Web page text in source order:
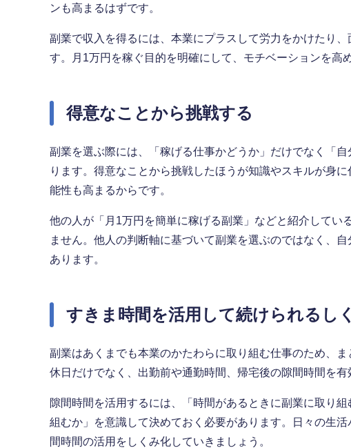
ンも高まるはずです。
副業で収入を得るには、本業にプラスして労力をかけたり
す。月1万円を稼ぐ目的を明確にして、モチベーションを高
得意なことから挑戦する
副業を選ぶ際には、「稼げる仕事かどうか」だけでなく「
ります。得意なことから挑戦したほうが知識やスキルが身
能性も高まるからです。
他の人が「月1万円を簡単に稼げる副業」などと紹介してい
ません。他人の判断軸に基づいて副業を選ぶのではなく、
あります。
すきま時間を活用して続けられるし
副業はあくまでも本業のかたわらに取り組む仕事のため、
休日だけでなく、出勤前や通勤時間、帰宅後の隙間時間を
隙間時間を活用するには、「時間があるときに副業に取り
組むか」を意識して決めておく必要があります。日々の生
間時間の活用をしくみ化していきましょう。